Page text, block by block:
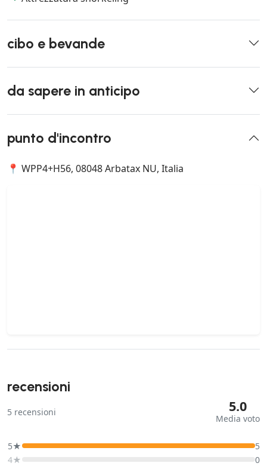
cibo e bevande
da sapere in anticipo
punto d'incontro
📍 WPP4+H56, 08048 Arbatax NU, Italia
recensioni
5 recensioni 5.0
Media voto
5★
5
4★
0